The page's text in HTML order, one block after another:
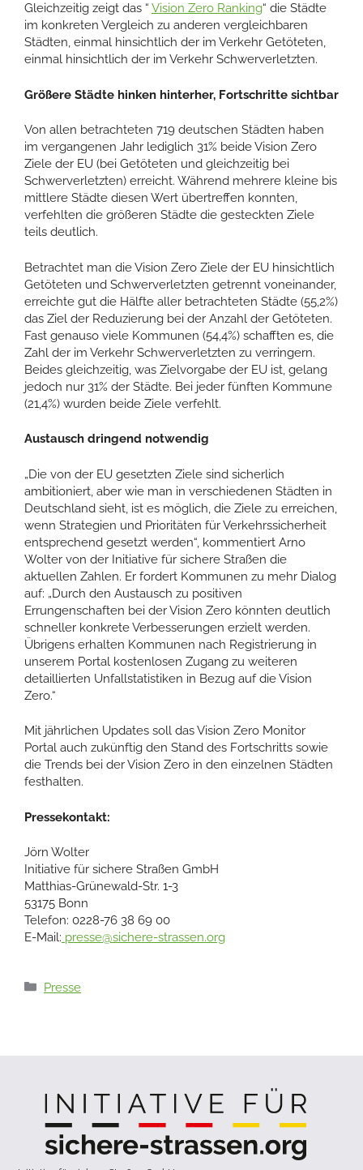
Gleichzeitig zeigt das “ Vision Zero Ranking“ die Städte
im konkreten Vergleich zu anderen vergleichbaren
Städten, einmal hinsichtlich der im Verkehr Getöteten,
einmal hinsichtlich der im Verkehr Schwerverletzten.
Größere Städte hinken hinterher, Fortschritte sichtbar
Von allen betrachteten 719 deutschen Städten haben
im vergangenen Jahr lediglich 31% beide Vision Zero
Ziele der EU (bei Getöteten und gleichzeitig bei
Schwerverletzten) erreicht. Während mehrere kleine bis
mittlere Städte diesen Wert übertreffen konnten,
verfehlten die größeren Städte die gesteckten Ziele
teils deutlich.
Betrachtet man die Vision Zero Ziele der EU hinsichtlich
Getöteten und Schwerverletzten getrennt voneinander,
erreichte gut die Hälfte aller betrachteten Städte (55,2%)
das Ziel der Reduzierung bei der Anzahl der Getöteten.
Fast genauso viele Kommunen (54,4%) schafften es, die
Zahl der im Verkehr Schwerverletzten zu verringern.
Beides gleichzeitig, was Zielvorgabe der EU ist, gelang
jedoch nur 31% der Städte. Bei jeder fünften Kommune
(21,4%) wurden beide Ziele verfehlt.
Austausch dringend notwendig
„Die von der EU gesetzten Ziele sind sicherlich
ambitioniert, aber wie man in verschiedenen Städten in
Deutschland sieht, ist es möglich, die Ziele zu erreichen,
wenn Strategien und Prioritäten für Verkehrssicherheit
entsprechend gesetzt werden“, kommentiert Arno
Wolter von der Initiative für sichere Straßen die
aktuellen Zahlen. Er fordert Kommunen zu mehr Dialog
auf: „Durch den Austausch zu positiven
Errungenschaften bei der Vision Zero könnten deutlich
schneller konkrete Verbesserungen erzielt werden.
Übrigens erhalten Kommunen nach Registrierung in
unserem Portal kostenlosen Zugang zu weiteren
detaillierten Unfallstatistiken in Bezug auf die Vision
Zero.“
Mit jährlichen Updates soll das Vision Zero Monitor
Portal auch zukünftig den Stand des Fortschritts sowie
die Trends bei der Vision Zero in den einzelnen Städten
festhalten.
Pressekontakt:
Jörn Wolter
Initiative für sichere Straßen GmbH
Matthias-Grünewald-Str. 1-3
53175 Bonn
Telefon: 0228-76 38 69 00
E-Mail: presse@sichere-strassen.org
Kategorien
Presse